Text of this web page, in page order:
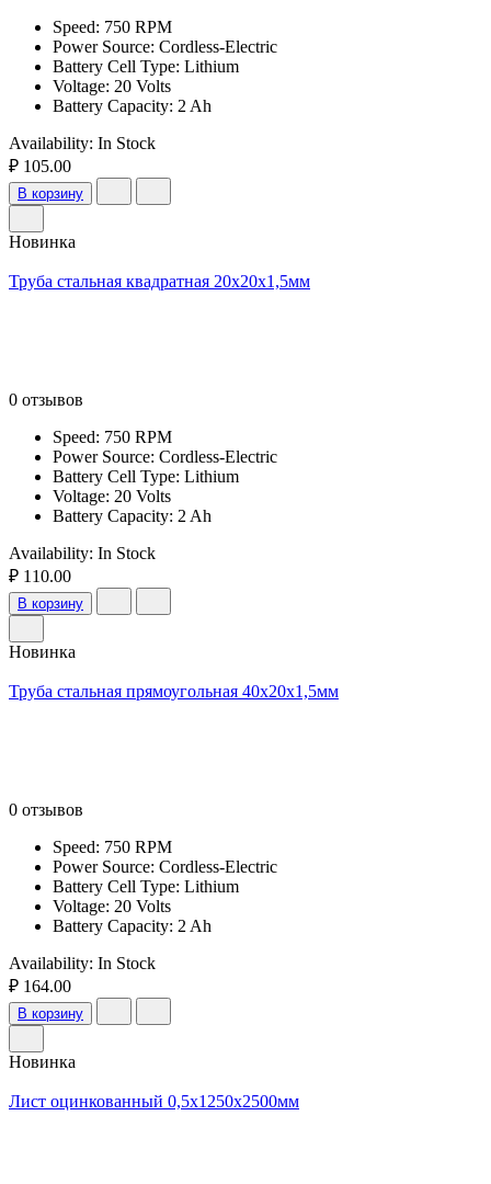
Speed: 750 RPM
Power Source: Cordless-Electric
Battery Cell Type: Lithium
Voltage: 20 Volts
Battery Capacity: 2 Ah
Availability: In Stock
₽ 105.00
В корзину
Новинка
Труба стальная квадратная 20х20х1,5мм
0 отзывов
Speed: 750 RPM
Power Source: Cordless-Electric
Battery Cell Type: Lithium
Voltage: 20 Volts
Battery Capacity: 2 Ah
Availability: In Stock
₽ 110.00
В корзину
Новинка
Труба стальная прямоугольная 40х20х1,5мм
0 отзывов
Speed: 750 RPM
Power Source: Cordless-Electric
Battery Cell Type: Lithium
Voltage: 20 Volts
Battery Capacity: 2 Ah
Availability: In Stock
₽ 164.00
В корзину
Новинка
Лист оцинкованный 0,5х1250х2500мм